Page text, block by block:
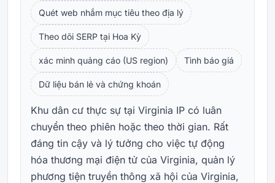
Quét web nhắm mục tiêu theo địa lý
Theo dõi SERP tại Hoa Kỳ
xác minh quảng cáo (US region) Tình báo giá
Dữ liệu bán lẻ và chứng khoán
Khu dân cư thực sự tại Virginia IP có luân
chuyển theo phiên hoặc theo thời gian. Rất
đáng tin cậy và lý tưởng cho việc tự động
hóa thương mại điện tử của Virginia, quản lý
phương tiện truyền thông xã hội của Virginia,